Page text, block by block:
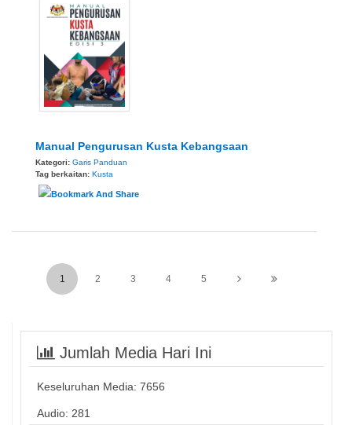
Manual Pengurusan Kusta Kebangsaan
Kategori: Garis Panduan
Tag berkaitan: Kusta
1 2 3 4 5
Jumlah Media Hari Ini
Keseluruhan Media: 7656
Audio: 281